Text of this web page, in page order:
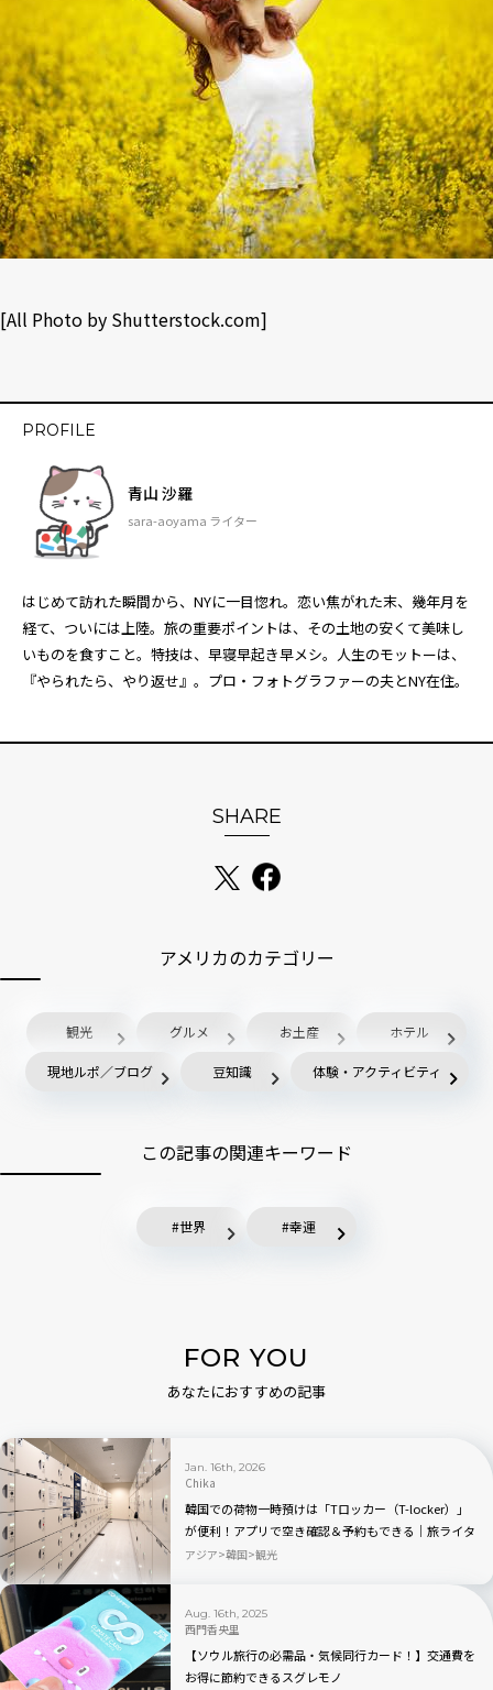
[All Photo by Shutterstock.com]
PROFILE
青山 沙羅
sara-aoyama ライター
はじめて訪れた瞬間から、NYに一目惚れ。恋い焦がれた末、幾年月を
経て、ついには上陸。旅の重要ポイントは、その土地の安くて美味し
いものを食すこと。特技は、早寝早起き早メシ。人生のモットーは、
『やられたら、やり返せ』。プロ・フォトグラファーの夫とNY在住。
SHARE
アメリカのカテゴリー
観光 グルメ お土産 ホテル
現地ルポ／ブログ 豆知識 体験・アクティビティ
この記事の関連キーワード
世界 幸運
FOR YOU
あなたにおすすめの記事
Jan. 16th, 2026
Chika
韓国での荷物一時預けは「Tロッカー（T-locker）」
が便利！アプリで空き確認＆予約もできる｜旅ライタ
ーの裏技・愛用品教えます
アジア 韓国 観光
Aug. 16th, 2025
西門香央里
【ソウル旅行の必需品・気候同行カード！】交通費を
お得に節約できるスグレモノ